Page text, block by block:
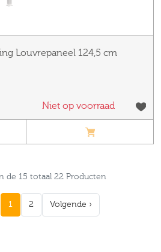
Louvrepaneel 124,5 cm
Niet op voorraad
de 15 totaal 22 Producten
1 2 Volgende ›